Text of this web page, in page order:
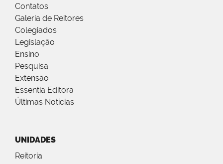
Contatos
Galeria de Reitores
Colegiados
Legislação
Ensino
Pesquisa
Extensão
Essentia Editora
Últimas Notícias
UNIDADES
Reitoria